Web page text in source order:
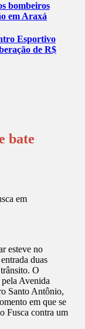
bombeiros
em Araxá
Esportivo
de R$
bate
esteve no
duas
O
Avenida
Santo Antônio,
em que se
Fusca contra um